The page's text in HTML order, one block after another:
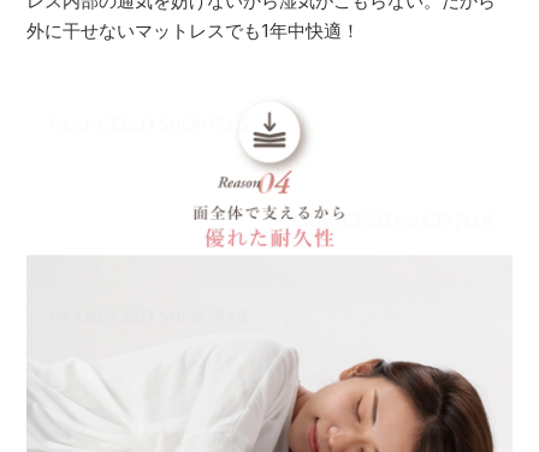
外に干せないマットレスでも1年中快適！